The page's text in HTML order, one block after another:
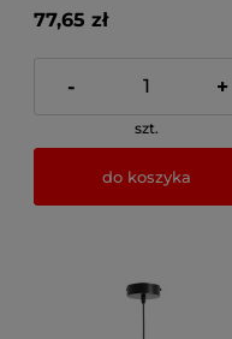
77,65 zł
- +
szt.
do koszyka